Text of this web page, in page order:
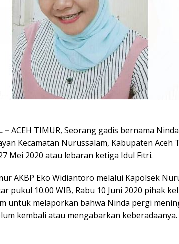
– ACEH TIMUR, Seorang gadis bernama
Kecamatan Nurussalam, Kabupaten
Mei 2020 atau lebaran ketiga Idul Fitri.
AKBP Eko Widiantoro melalui Kapolsek
pukul 10.00 WIB, Rabu 10 Juni 2020 pihak
untuk melaporkan bahwa Ninda pergi
kembali atau mengabarkan keberadaanya.